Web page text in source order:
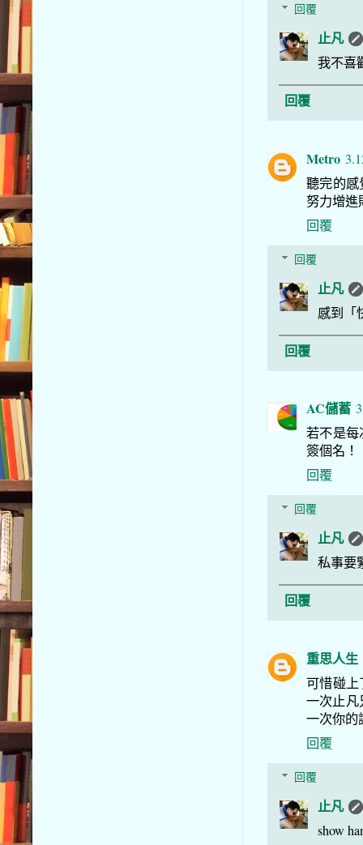
回覆
止凡
我不喜
回覆
Metro
聽完的
努力增進
回覆
回覆
止凡
感到「
回覆
AC儲蓄
若不是
簽個名！
回覆
回覆
止凡
私事要
回覆
重思人生
可惜碰
一次止凡
一次你的
回覆
回覆
止凡
show